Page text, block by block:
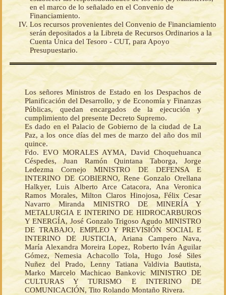
en el marco de lo señalado en el Convenio de
Financiamiento.
Los recursos provenientes del Convenio de Financiamiento
serán depositados a la Libreta de Recursos Ordinarios a la
Cuenta Única del Tesoro - CUT, para Apoyo
Presupuestario.
Los señores Ministros de Estado en los Despachos de
Planificación del Desarrollo, y de Economía y Finanzas
Públicas, quedan encargados de la ejecución y
cumplimiento del presente Decreto Supremo.
Es dado en el Palacio de Gobierno de la ciudad de La
Paz, a los once días del mes de marzo del año dos mil
quince.
Fdo. EVO MORALES AYMA, David Choquehuanca
Céspedes, Juan Ramón Quintana Taborga, Jorge
Ledezma Cornejo MINISTRO DE DEFENSA E
INTERINO DE GOBIERNO, Rene Gonzalo Orellana
Halkyer, Luis Alberto Arce Catacora, Ana Veronica
Ramos Morales, Milton Claros Hinojosa, Félix Cesar
Navarro Miranda MINISTRO DE MINERÍA Y
METALURGIA E INTERINO DE HIDROCARBUROS
Y ENERGÍA, José Gonzalo Trigoso Agudo MINISTRO
DE TRABAJO, EMPLEO Y PREVISIÓN SOCIAL E
INTERINO DE JUSTICIA, Ariana Campero Nava,
María Alexandra Moreira Lopez, Roberto Iván Aguilar
Gómez, Nemesia Achacollo Tola, Hugo José Siles
Nuñez del Prado, Lenny Tatiana Valdivia Bautista,
Marko Marcelo Machicao Bankovic MINISTRO DE
CULTURAS Y TURISMO E INTERINO DE
COMUNICACIÓN, Tito Rolando Montaño Rivera.